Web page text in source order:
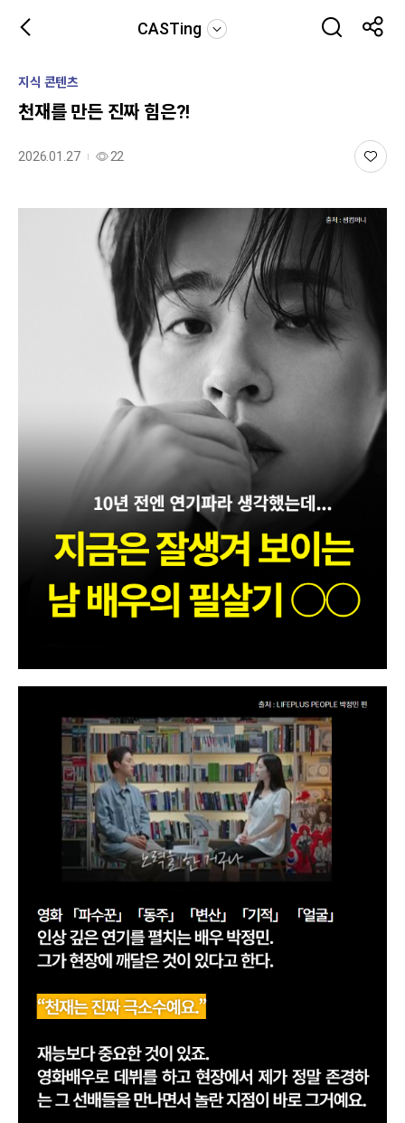
CASTing
지식 콘텐츠
천재를 만든 진짜 힘은?!
2026.01.27 22